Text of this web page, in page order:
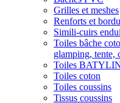
Grilles et meshes
Renforts et
Simili-cuirs
Toiles bâche
glamping, tente,
Toiles
Toiles coton
Toiles coussins
Tissus coussins